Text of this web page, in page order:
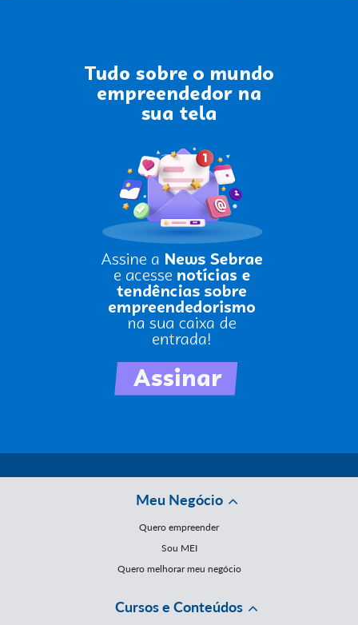
Meu Negócio
Quero empreender
Sou MEI
Quero melhorar meu negócio
Cursos e Conteúdos